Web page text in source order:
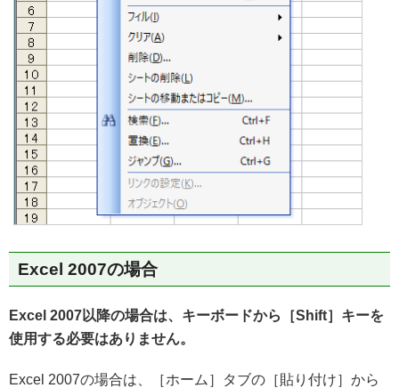
Excel 2007の場合
Excel 2007以降の場合は、キーボードから［Shift］キーを
使用する必要はありません。
Excel 2007の場合は、［ホーム］タブの［貼り付け］から